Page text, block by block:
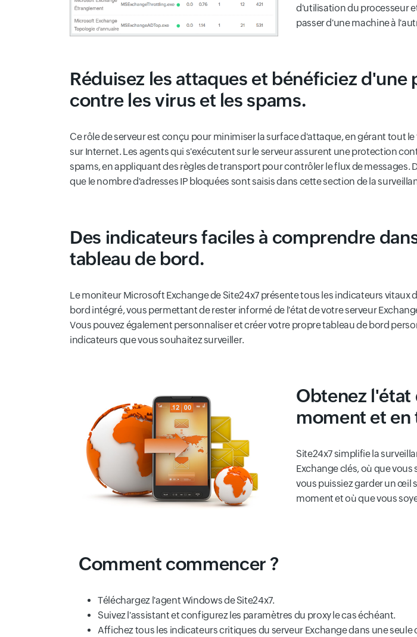
d'utilisation du processeur
passer d'une machine à
Réduisez les attaques et bénéficiez d'une
contre les virus et les spams.
Ce rôle de serveur est conçu pour minimiser la surface d'attaque, en gérant tout
sur Internet. Les agents qui s'exécutent sur le serveur assurent une protection
spams, en appliquant des règles de transport pour contrôler le flux de messages.
que le nombre d'adresses IP bloquées sont saisis dans cette section de la
Des indicateurs faciles à comprendre
tableau de bord.
Le moniteur Microsoft Exchange de Site24x7 présente tous les indicateurs vitaux
bord intégré, vous permettant de rester informé de l'état de votre serveur
Vous pouvez également personnaliser et créer votre propre tableau de bord
indicateurs que vous souhaitez surveiller.
Obtenez l'état
moment et en
Site24x7 simplifie la
Exchange clés, où que
vous puissiez garder un œil
moment et où que vous
Comment commencer ?
Téléchargez l'agent Windows de Site24x7.
Suivez l'assistant et configurez les paramètres du proxy le cas échéant.
Affichez tous les indicateurs critiques du serveur Exchange dans une seule